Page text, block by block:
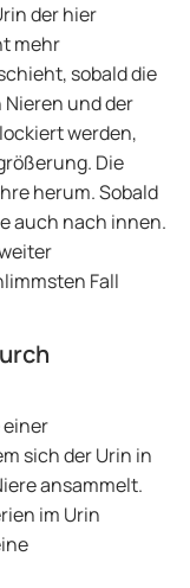
der hier
mehr
sobald die
und der
werden,
Die
herum. Sobald
auch nach innen.
Fall
sich der Urin in
ansammelt.
im Urin